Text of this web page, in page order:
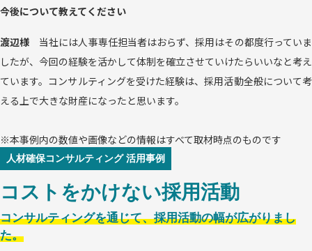
今後について教えてください
渡辺様
当社には人事専任担当者はおらず、採用はその都度行っていま
したが、今回の経験を活かして体制を確立させていけたらいいなと考え
ています。コンサルティングを受けた経験は、採用活動全般について考
える上で大きな財産になったと思います。
※本事例内の数値や画像などの情報はすべて取材時点のものです
人材確保コンサルティング 活用事例
コストをかけない採用活動
コンサルティングを通じて、採用活動の幅が広がりまし
た。